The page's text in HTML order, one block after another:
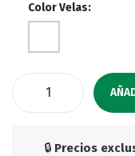
Color Velas:
🔒 Precios